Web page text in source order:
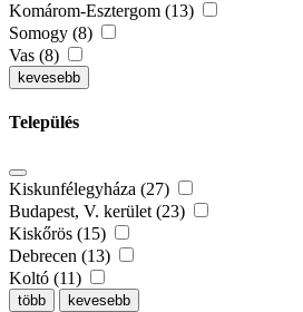
Komárom-Esztergom (13)
Somogy (8)
Vas (8)
kevesebb
Település
Kiskunfélegyháza (27)
Budapest, V. kerület (23)
Kiskőrös (15)
Debrecen (13)
Koltó (11)
több kevesebb